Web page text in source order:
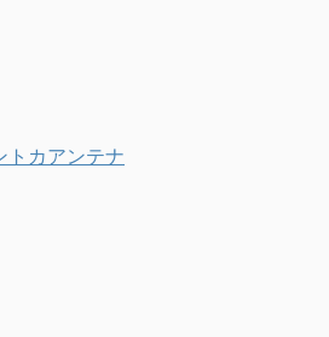
トカアンテナ